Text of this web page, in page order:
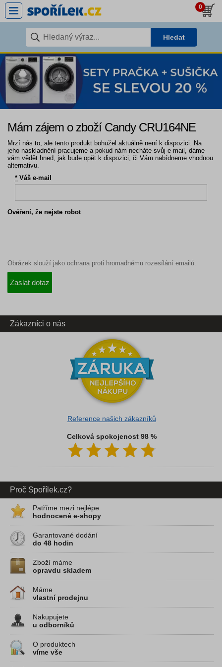
0
Hledat
Mám zájem o zboží Candy CRU164NE
Mrzí nás to, ale tento produkt bohužel aktuálně není k dispozici. Na
jeho naskladnění pracujeme a pokud nám necháte svůj e-mail, dáme
vám vědět hned, jak bude opět k dispozici, či Vám nabídneme vhodnou
alternativu.
* Váš e-mail
Ověření, že nejste robot
Obrázek slouží jako ochrana proti hromadnému rozesílání emailů.
Zákazníci o nás
Reference našich zákazníků
Celková spokojenost 98 %
Proč Spořílek.cz?
Patříme mezi nejlépe
hodnocené e-shopy
Garantované dodání
do 48 hodin
Zboží máme
opravdu skladem
Máme
vlastní prodejnu
Nakupujete
u odborníků
O produktech
víme vše